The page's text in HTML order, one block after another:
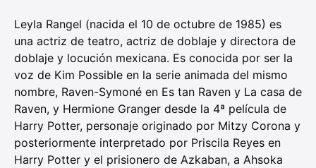
Leyla Rangel (nacida el 10 de octubre de 1985) es
una actriz de teatro, actriz de doblaje y directora de
doblaje y locución mexicana. Es conocida por ser la
voz de Kim Possible en la serie animada del mismo
nombre, Raven-Symoné en Es tan Raven y La casa de
Raven, y Hermione Granger desde la 4ª película de
Harry Potter, personaje originado por Mitzy Corona y
posteriormente interpretado por Priscila Reyes en
Harry Potter y el prisionero de Azkaban, a Ahsoka